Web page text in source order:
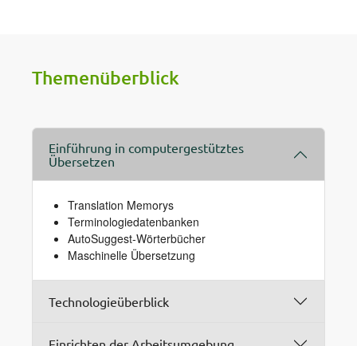
Themenüberblick
Einführung in computergestütztes
Übersetzen
Translation Memorys
Terminologiedatenbanken
AutoSuggest-Wörterbücher
Maschinelle Übersetzung
Technologieüberblick